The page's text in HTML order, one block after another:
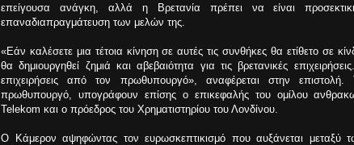
επείγουσα ανάγκη, αλλά η Βρετανία πρέπει να είναι
επαναδιαπραγμάτευση των μελών της.
«Εάν καλέσετε μια τέτοια κίνηση σε αυτές τις συνθήκες θα ετίθετο σε
θα δημιουργηθεί ζημιά και αβεβαιότητα για τις βρετανικές
επιχειρήσεις από τον πρωθυπουργό», αναφέρεται στην
πρωθυπουργό, υπογράφουν επίσης ο επικεφαλής του ομίλου
Telekom και ο πρόεδρος του Χρηματιστηρίου του Λονδίνου.
Ο Κάμερον αψηφώντας τον ευρωσκεπτικισμό που αυξάνεται μεταξύ